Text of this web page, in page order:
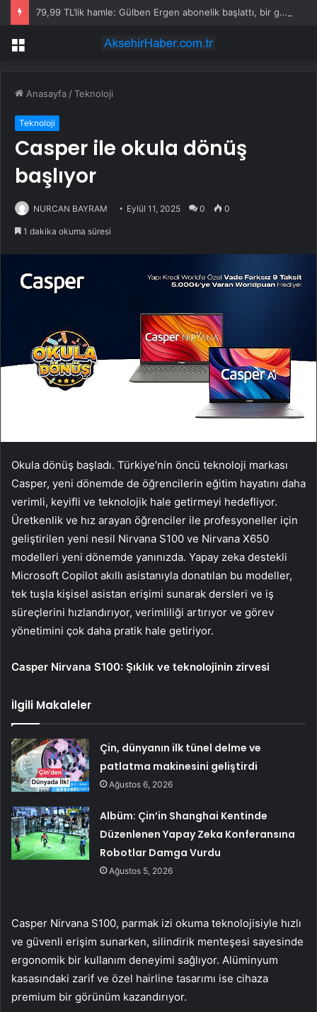
79,99 TL’lik hamle: Gülben Ergen abonelik başlattı, bir gecede kazandığı ücret dikkat çekti
Menü
Anasayfa /Teknoloji
Teknoloji
Casper ile okula dönüş
başlıyor
NURCAN BAYRAM Eylül 11, 2025 0 0
1 dakika okuma süresi
Okula dönüş başladı. Türkiye’nin öncü teknoloji markası
Casper, yeni dönemde de öğrencilerin eğitim hayatını daha
verimli, keyifli ve teknolojik hale getirmeyi hedefliyor.
Üretkenlik ve hız arayan öğrenciler ile profesyoneller için
geliştirilen yeni nesil Nirvana S100 ve Nirvana X650
modelleri yeni dönemde yanınızda. Yapay zeka destekli
Microsoft Copilot akıllı asistanıyla donatılan bu modeller,
tek tuşla kişisel asistan erişimi sunarak dersleri ve iş
süreçlerini hızlandırıyor, verimliliği artırıyor ve görev
yönetimini çok daha pratik hale getiriyor.
Casper Nirvana S100: Şıklık ve teknolojinin zirvesi
İlgili Makaleler
Çin, dünyanın ilk tünel delme ve
patlatma makinesini geliştirdi
Ağustos 6, 2026
Albüm: Çin’in Shanghai Kentinde
Düzenlenen Yapay Zeka Konferansına
Robotlar Damga Vurdu
Ağustos 5, 2026
Casper Nirvana S100, parmak izi okuma teknolojisiyle hızlı
ve güvenli erişim sunarken, silindirik menteşesi sayesinde
ergonomik bir kullanım deneyimi sağlıyor. Alüminyum
kasasındaki zarif ve özel hairline tasarımı ise cihaza
premium bir görünüm kazandırıyor.